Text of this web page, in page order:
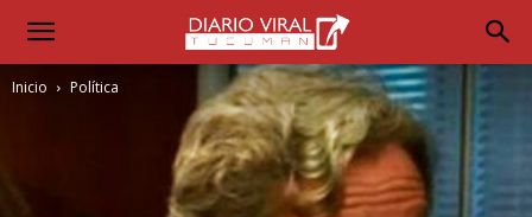
Inicio Política